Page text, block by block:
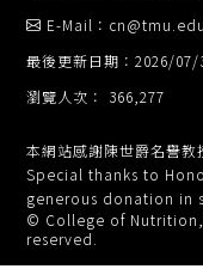
瀏覽人次： 366,277
E-Mail：
最後更新日期：2026/07/
本網站感謝陳世爵名譽教
Special thanks to
generous donation in
© College of
reserved.